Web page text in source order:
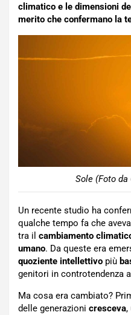
climatico e le dimensioni
merito che confermano la
Sole (Foto da
Un recente studio ha
qualche tempo fa che
tra il cambiamento
umano. Da queste era
quoziente intellettivo più
genitori in controtendenza
Ma cosa era cambiato?
delle generazioni cresceva,